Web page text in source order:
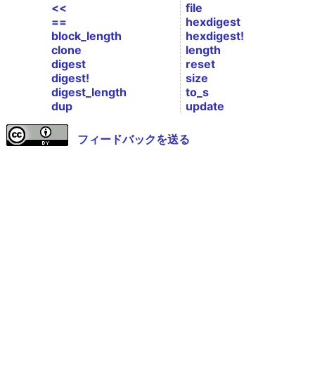
<<
==
block_length
clone
digest
digest!
digest_length
dup
file
hexdigest
hexdigest!
length
reset
size
to_s
update
フィードバックを送る